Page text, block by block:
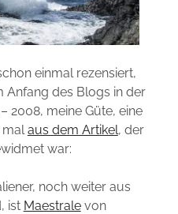
einmal rezensiert,
Anfang des Blogs in der
2008, meine Güte, eine
mal aus dem Artikel, der
war:
noch weiter aus
ist Maestralevon